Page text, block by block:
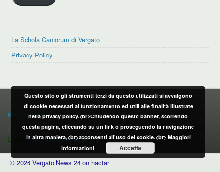
La Schola Cantorum di Vergato
Privacy Policy
PRIVACY POLICY
privacy policy
CONTATTI:
Email:info@vergatonews24.it
© 2026 Vergato News 24 on hactar
Questo sito o gli strumenti terzi da questo utilizzati si avvalgono
di cookie necessari al funzionamento ed utili alle finalità illustrate
nella privacy policy.<br>Chiudendo questo banner, scorrendo
questa pagina, cliccando su un link o proseguendo la navigazione
in altra maniera,<br>acconsenti all'uso dei cookie.<br> Maggiori
informazioni
Accetta